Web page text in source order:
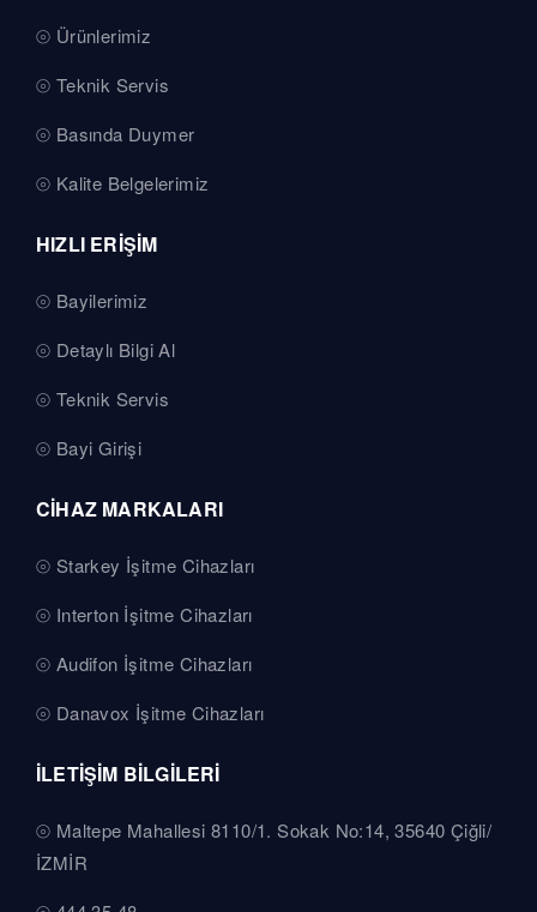
Ürünlerimiz
Teknik Servis
Basında Duymer
Kalite Belgelerimiz
HIZLI ERİŞİM
Bayilerimiz
Detaylı Bilgi Al
Teknik Servis
Bayi Girişi
CİHAZ MARKALARI
Starkey İşitme Cihazları
Interton İşitme Cihazları
Audifon İşitme Cihazları
Danavox İşitme Cihazları
İLETİŞİM BİLGİLERİ
Maltepe Mahallesi 8110/1. Sokak No:14, 35640 Çiğli/
İZMİR